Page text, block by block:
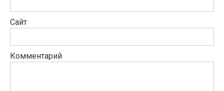
Сайт
Комментарий